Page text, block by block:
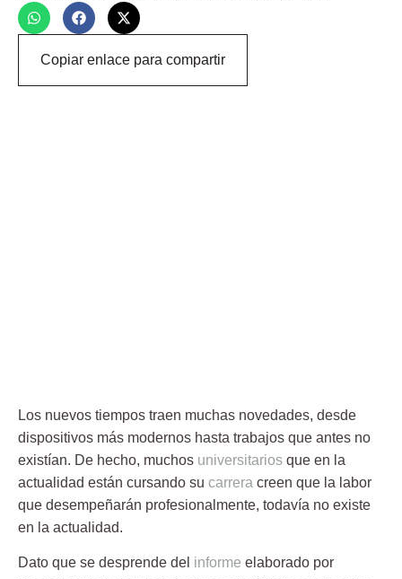
Copiar enlace para compartir
Los nuevos tiempos traen muchas novedades, desde
dispositivos más modernos hasta trabajos que antes no
existían. De hecho, muchos universitarios que en la
actualidad están cursando su carrera creen que la labor
que desempeñarán profesionalmente, todavía no existe
en la actualidad.
Dato que se desprende del informe elaborado por